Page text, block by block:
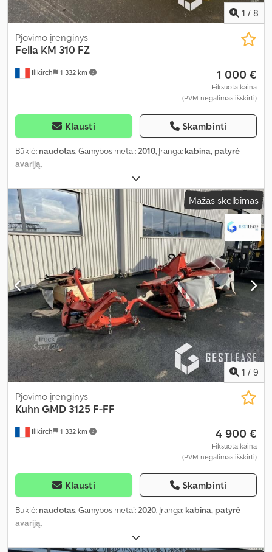
1 / 8
Illkirch 1 332 km
Pjovimo įrenginys
Fella KM 310 FZ
1 000 €
Fiksuota kaina
(PVM negalimas išskirti)
Klausti Skambinti
Būklė: naudotas, Gamybos metai:2010, Įranga: kabina, patyrė
avariją,
Mažas skelbimas
1 / 9
Illkirch 1 332 km
Pjovimo įrenginys
Kuhn GMD 3125 F-FF
4 900 €
Fiksuota kaina
(PVM negalimas išskirti)
Klausti Skambinti
Būklė: naudotas, Gamybos metai: 2020, Įranga: kabina, patyrė
avariją